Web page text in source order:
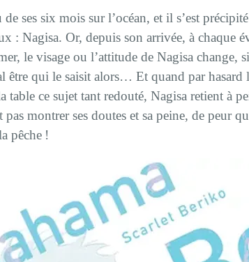
ses six mois sur l’océan, et il s’est
: Nagisa. Or, depuis son arrivée, à chaque
le visage ou l’attitude de Nagisa change,
être qui le saisit alors… Et quand par hasard
table ce sujet tant redouté, Nagisa retient à
montrer ses doutes et sa peine, de peur
pêche !